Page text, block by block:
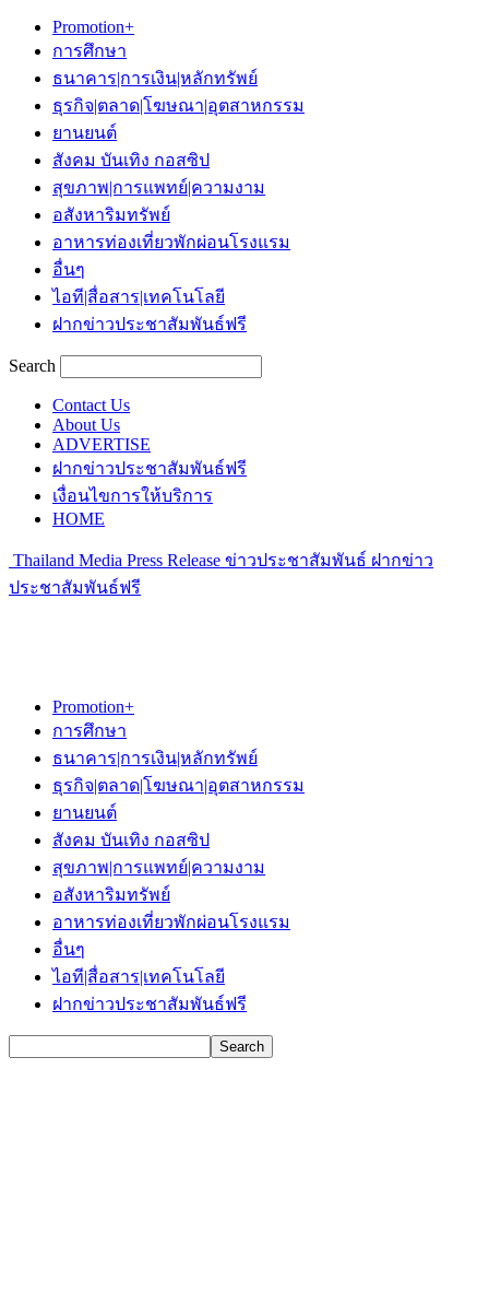
Promotion+
การศึกษา
ธนาคาร|การเงิน|หลักทรัพย์
ธุรกิจ|ตลาด|โฆษณา|อุตสาหกรรม
ยานยนต์
สังคม บันเทิง กอสซิป
สุขภาพ|การแพทย์|ความงาม
อสังหาริมทรัพย์
อาหารท่องเที่ยวพักผ่อนโรงแรม
อื่นๆ
ไอที|สื่อสาร|เทคโนโลยี
ฝากข่าวประชาสัมพันธ์ฟรี
Search
Contact Us
About Us
ADVERTISE
ฝากข่าวประชาสัมพันธ์ฟรี
เงื่อนไขการให้บริการ
HOME
Thailand Media Press Release ข่าวประชาสัมพันธ์ ฝากข่าว
ประชาสัมพันธ์ฟรี
Promotion+
การศึกษา
ธนาคาร|การเงิน|หลักทรัพย์
ธุรกิจ|ตลาด|โฆษณา|อุตสาหกรรม
ยานยนต์
สังคม บันเทิง กอสซิป
สุขภาพ|การแพทย์|ความงาม
อสังหาริมทรัพย์
อาหารท่องเที่ยวพักผ่อนโรงแรม
อื่นๆ
ไอที|สื่อสาร|เทคโนโลยี
ฝากข่าวประชาสัมพันธ์ฟรี